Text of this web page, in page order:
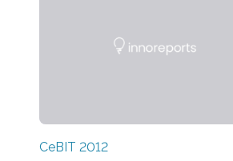
CeBIT 2012